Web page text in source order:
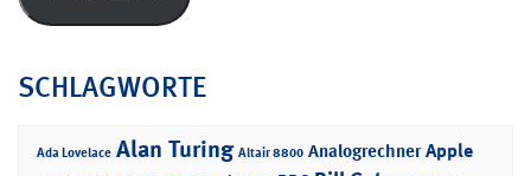
SCHLAGWORTE
Ada Lovelace Alan Turing Altair 8800 Analogrechner Apple